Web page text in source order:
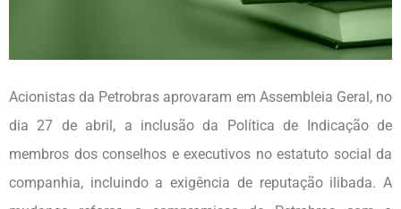
Acionistas da Petrobras aprovaram em Assembleia Geral, no
dia 27 de abril, a inclusão da Política de Indicação de
membros dos conselhos e executivos no estatuto social da
companhia, incluindo a exigência de reputação ilibada. A